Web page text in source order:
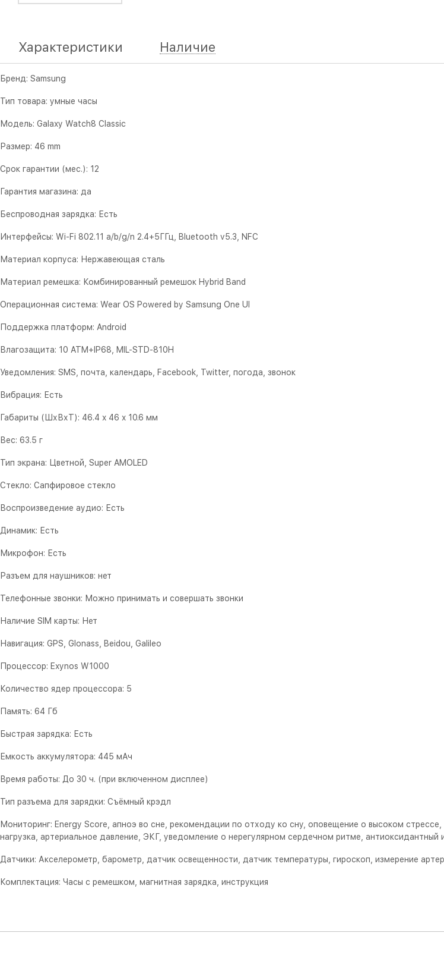
Характеристики Наличие
Бренд: Samsung
Тип товара: умные часы
Модель: Galaxy Watch8 Classic
Размер: 46 mm
Срок гарантии (мес.): 12
Гарантия магазина: да
Беспроводная зарядка: Есть
Интерфейсы: Wi-Fi 802.11 a/b/g/n 2.4+5ГГц, Bluetooth v5.3, NFC
Материал корпуса: Нержавеющая сталь
Материал ремешка: Комбинированный ремешок Hybrid Band
Операционная система: Wear OS Powered by Samsung One UI
Поддержка платформ: Android
Влагозащита: 10 ATM+IP68, MIL-STD-810H
Уведомления: SMS, почта, календарь, Facebook, Twitter, погода, звонок
Вибрация: Есть
Габариты (ШхВхТ): 46.4 x 46 x 10.6 мм
Вес: 63.5 г
Тип экрана: Цветной, Super AMOLED
Cтекло: Сапфировое стекло
Воспроизведение аудио: Есть
Динамик: Есть
Микрофон: Есть
Разъем для наушников: нет
Телефонные звонки: Можно принимать и совершать звонки
Наличие SIM карты: Нет
Навигация: GPS, Glonass, Beidou, Galileo
Процессор: Exynos W1000
Количество ядер процессора: 5
Память: 64 Гб
Быстрая зарядка: Есть
Емкость аккумулятора: 445 мАч
Время работы: До 30 ч. (при включенном дисплее)
Тип разъема для зарядки: Съёмный крэдл
Мониторинг: Energy Score, апноэ во сне, рекомендации по отходу ко сну, оповещение о высоком
нагрузка, артериальное давление, ЭКГ, уведомление о нерегулярном сердечном ритме,
Датчики: Акселерометр, барометр, датчик освещенности, датчик температуры, гироскоп, измерение
Комплектация: Часы с ремешком, магнитная зарядка, инструкция